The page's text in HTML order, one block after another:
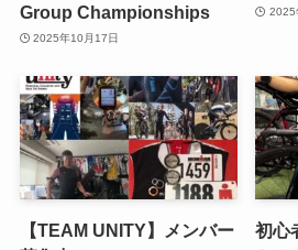
Group Championships
2025年10月17日
2025
【TEAM UNITY】メンバー
初心